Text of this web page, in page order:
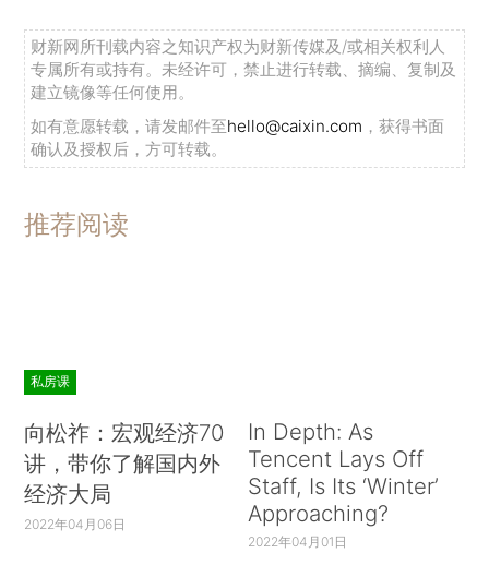
财新网所刊载内容之知识产权为财新传媒及/或相关权利人
专属所有或持有。未经许可，禁止进行转载、摘编、复制及
建立镜像等任何使用。
如有意愿转载，请发邮件至hello@caixin.com ，获得书面
确认及授权后，方可转载。
推荐阅读
私房课
向松祚：宏观经济70
讲，带你了解国内外
经济大局
2022年04月06日
In Depth: As
Tencent Lays Off
Staff, Is Its ‘Winter’
Approaching?
2022年04月01日